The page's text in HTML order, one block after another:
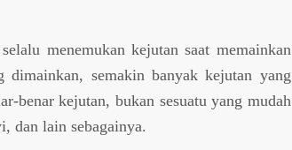
menemukan kejutan saat memainkan
dimainkan, semakin banyak kejutan yang
benar kejutan, bukan sesuatu yang mudah
dan lain sebagainya.